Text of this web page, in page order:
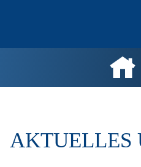
AKTUELLES